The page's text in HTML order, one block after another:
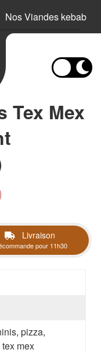
Nos Viandes kebab
Tex Mex
Livraison
pour 11h30
pizza,
mex